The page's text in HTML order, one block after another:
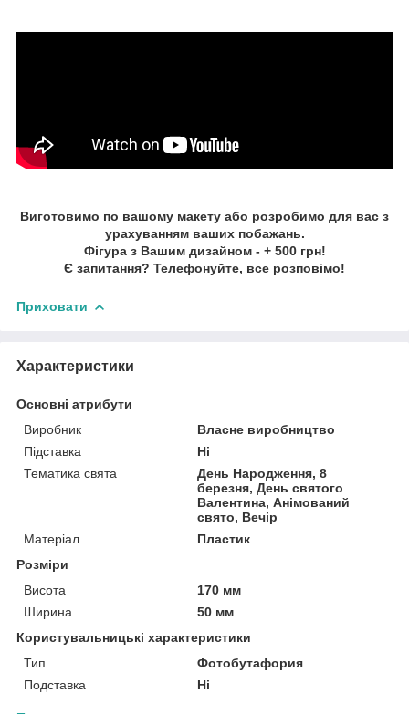
Виготовимо по вашому макету або розробимо для вас з
урахуванням ваших побажань.
Фігура з Вашим дизайном - + 500 грн!
Є запитання? Телефонуйте, все розповімо!
Приховати
Характеристики
Основні атрибути
Виробник
Власне виробництво
Підставка
Ні
Тематика свята
День Народження, 8
березня, День святого
Валентина, Анімований
свято, Вечір
Матеріал
Пластик
Розміри
Висота
170 мм
Ширина
50 мм
Користувальницькі характеристики
Тип
Фотобутафория
Подставка
Ні